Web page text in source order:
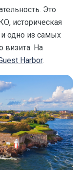
Это
историческая
одно из самых
визита. На
Harbor.